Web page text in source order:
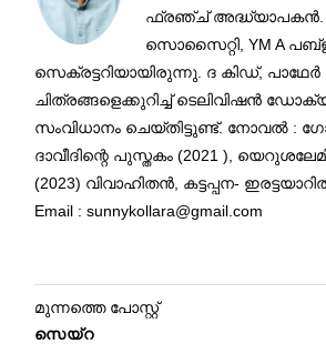
ഫ്രഞ്ച് അദ്ധ്യാപകൻ.
സൊസൈറ്റി, YM A
സെക്രട്ടറിയായിരുന്നു. ദ കിഡ്,
ചിത്രങ്ങളെക്കുറിച്ച് ടെലിവിഷൻ
സംവിധാനം ചെയ്തിട്ടുണ്ട്. നോവൽ :
ദാവീദിന്റെ പുസ്തകം (2021 ),
(2023) വിവാഹിതൻ, കട്ടപ്പന-
Email : sunnykollara@gmail.com
മുന്നത്തെ പോസ്റ്റ്
സെയ്‌റ